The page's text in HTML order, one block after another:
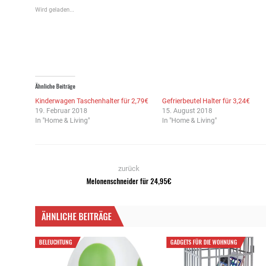
in
neuem
in
neuem
Wird geladen...
Ähnliche Beiträge
Kinderwagen Taschenhalter für 2,79€
19. Februar 2018
In "Home & Living"
Gefrierbeutel Halter für 3,24€
15. August 2018
In "Home & Living"
zurück
Melonenschneider für 24,95€
ÄHNLICHE BEITRÄGE
BELEUCHTUNG GADGETS FÜR DIE WOHNUNG